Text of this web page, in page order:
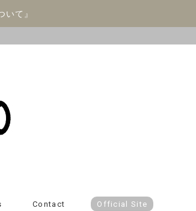
いて』
Contact Official Site